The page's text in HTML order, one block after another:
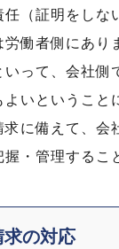
（証明をしな
働者側にあり
いって、会社側
いということ
求に備えて、会
・管理するこ
求の対応